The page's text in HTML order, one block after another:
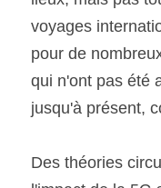
voyages
pour de
qui n'ont pas été
jusqu'à présent,
Des théories